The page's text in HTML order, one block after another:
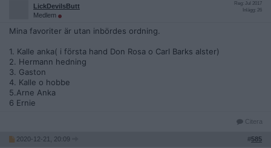
LickDevilsButt
Medlem
Reg: Jul 2017
Inlägg: 26
Mina favoriter är utan inbördes ordning.
1. Kalle anka( i första hand Don Rosa o Carl Barks alster)
2. Hermann hedning
3. Gaston
4. Kalle o hobbe
5.Arne Anka
6 Ernie
Citera
2020-12-21, 20:09 #585